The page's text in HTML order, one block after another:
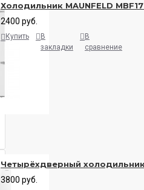
Холодильник MAUNFELD
2400 руб.
Купить
В
закладки
В
сравнение
Четырёхдверный холодильник
3800 руб.